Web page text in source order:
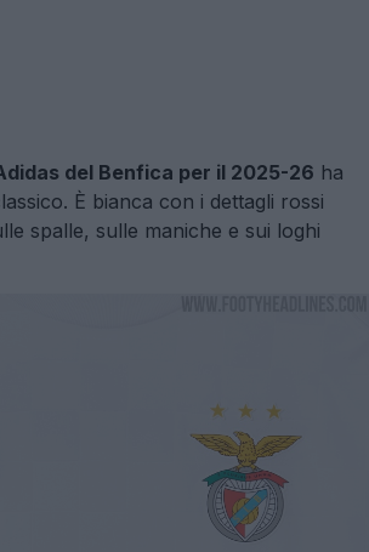
del Benfica per il 2025-26 ha
È bianca con i dettagli rossi
spalle, sulle maniche e sui loghi